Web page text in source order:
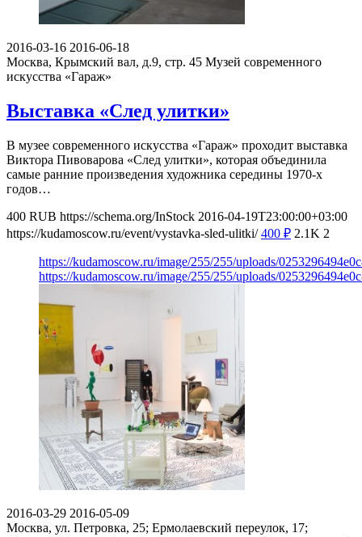
2016-03-16 2016-06-18
Москва, Крымский вал, д.9, стр. 45 Музей современного
искусства «Гараж»
Выставка «След улитки»
В музее современного искусства «Гараж» проходит выставка
Виктора Пивоварова «След улитки», которая объединила
самые ранние произведения художника середины 1970-х
годов…
400 RUB https://schema.org/InStock 2016-04-19T23:00:00+03:00
https://kudamoscow.ru/event/vystavka-sled-ulitki/ 400 ₽ 2.1K 2
https://kudamoscow.ru/image/255/255/uploads/
https://kudamoscow.ru/image/255/255/uploads/
2016-03-29 2016-05-09
Москва, ул. Петровка, 25; Ермолаевский переулок, 17;